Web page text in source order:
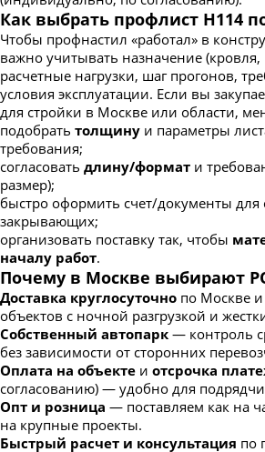
Как выбрать профлист Н114
Чтобы профнастил «работал» в
важно учитывать назначение (кровля,
расчетные нагрузки, шаг прогонов,
условия эксплуатации. Если вы
для стройки в Москве или области,
подобрать толщину и параметры
требования;
согласовать длину/формат и
размер);
быстро оформить счет/документы для
закрывающих;
организовать поставку так, чтобы
началу работ.
Почему в Москве выбирают
Доставка круглосуточно по Москве
объектов с ночной разгрузкой и
Собственный автопарк — контроль
без зависимости от сторонних
Оплата на объекте и отсрочка
согласованию) — удобно для
Опт и розница — поставляем как на
на крупные проекты.
Быстрый расчет и консультация по